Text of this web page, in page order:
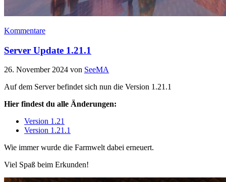
Kommentare
Server Update 1.21.1
26. November 2024 von SeeMA
Auf dem Server befindet sich nun die Version 1.21.1
Hier findest du alle Änderungen:
Version 1.21
Version 1.21.1
Wie immer wurde die Farmwelt dabei erneuert.
Viel Spaß beim Erkunden!